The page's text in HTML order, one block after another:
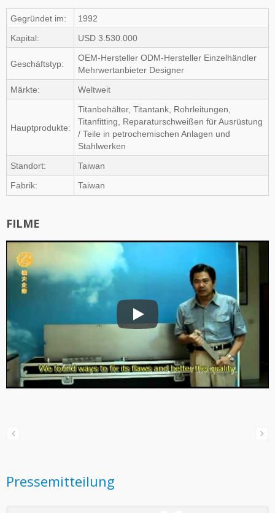
Gegründet im:
1992
Kapital:
USD 3.530.000
Geschäftstyp:
OEM-Hersteller ODM-Hersteller Einzelhändler
Mehrwertanbieter Designer
Märkte:
Weltweit
Hauptprodukte:
Titanbehälter, Titantank, Rohrleitungen,
Titanfitting, Reparaturschweißen für Ausrüstung
/ Teile in petrochemischen Anlagen und
Stahlwerken
Standort:
Taiwan
Fabrik:
Taiwan
FILME
Unternehmensprofil
Pressemitteilung